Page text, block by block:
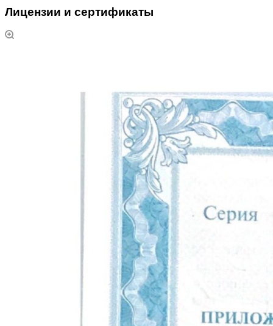
Лицензии и сертификаты